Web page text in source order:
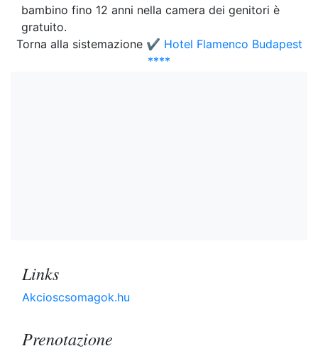
bambino fino 12 anni nella camera dei genitori è
gratuito.
Torna alla sistemazione ✔️ Hotel Flamenco Budapest
****
Links
Akcioscsomagok.hu
Prenotazione